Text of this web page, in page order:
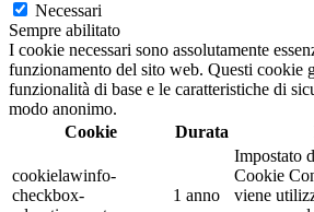
Necessari
Sempre abilitato
I cookie necessari sono assolutamente
funzionamento del sito web. Questi cookie
funzionalità di base e le caratteristiche di
modo anonimo.
Cookie
Durata
cookielawinfo-
checkbox-
1 anno
Impostato
Cookie
viene